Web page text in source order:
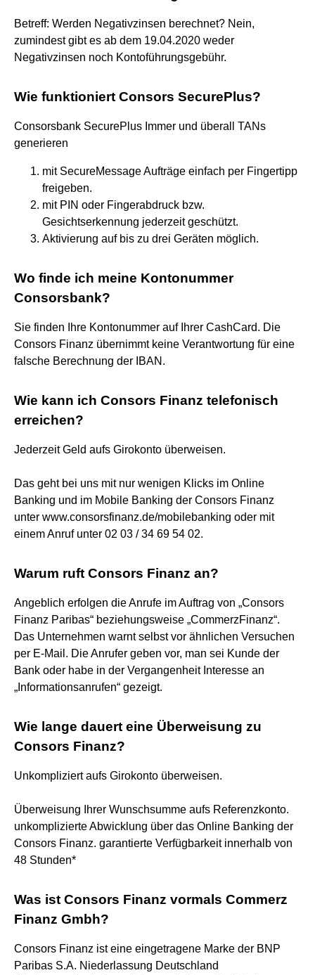
Betreff: Werden Negativzinsen berechnet? Nein,
zumindest gibt es ab dem 19.04.2020 weder
Negativzinsen noch Kontoführungsgebühr.
Wie funktioniert Consors SecurePlus?
Consorsbank SecurePlus Immer und überall TANs
generieren
mit SecureMessage Aufträge einfach per Fingertipp
freigeben.
mit PIN oder Fingerabdruck bzw.
Gesichtserkennung jederzeit geschützt.
Aktivierung auf bis zu drei Geräten möglich.
Wo finde ich meine Kontonummer
Consorsbank?
Sie finden Ihre Kontonummer auf Ihrer CashCard. Die
Consors Finanz übernimmt keine Verantwortung für eine
falsche Berechnung der IBAN.
Wie kann ich Consors Finanz telefonisch
erreichen?
Jederzeit Geld aufs Girokonto überweisen.
Das geht bei uns mit nur wenigen Klicks im Online
Banking und im Mobile Banking der Consors Finanz
unter www.consorsfinanz.de/mobilebanking oder mit
einem Anruf unter 02 03 / 34 69 54 02.
Warum ruft Consors Finanz an?
Angeblich erfolgen die Anrufe im Auftrag von „Consors
Finanz Paribas“ beziehungsweise „CommerzFinanz“.
Das Unternehmen warnt selbst vor ähnlichen Versuchen
per E-Mail. Die Anrufer geben vor, man sei Kunde der
Bank oder habe in der Vergangenheit Interesse an
„Informationsanrufen“ gezeigt.
Wie lange dauert eine Überweisung zu
Consors Finanz?
Unkompliziert aufs Girokonto überweisen.
Überweisung Ihrer Wunschsumme aufs Referenzkonto.
unkomplizierte Abwicklung über das Online Banking der
Consors Finanz. garantierte Verfügbarkeit innerhalb von
48 Stunden*
Was ist Consors Finanz vormals Commerz
Finanz Gmbh?
Consors Finanz ist eine eingetragene Marke der BNP
Paribas S.A. Niederlassung Deutschland